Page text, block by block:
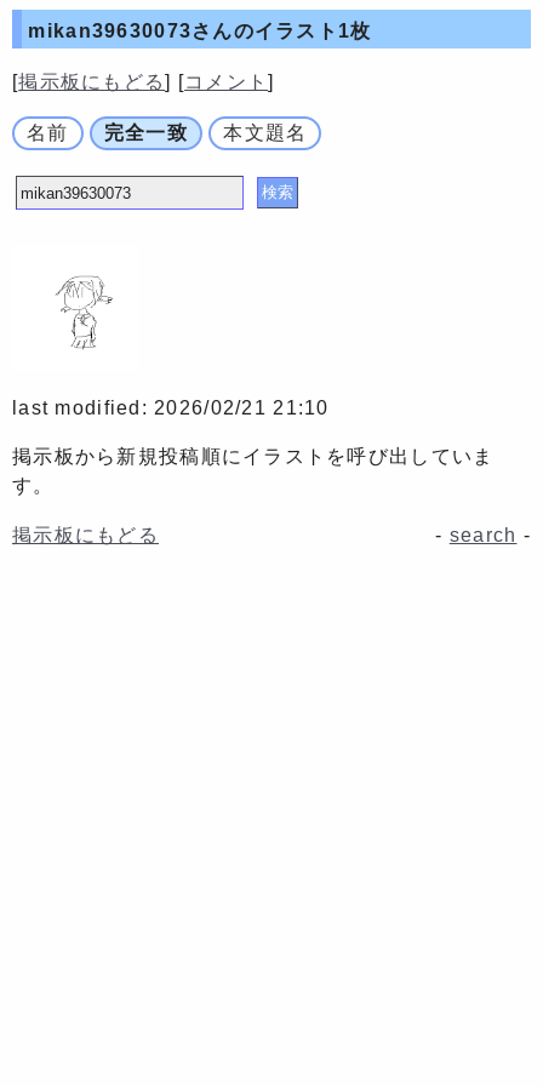
mikan39630073さんのイラスト1枚
[掲示板にもどる] [コメント]
名前 完全一致 本文題名
last modified: 2026/02/21 21:10
掲示板から新規投稿順にイラストを呼び出していま
す。
掲示板にもどる - search -